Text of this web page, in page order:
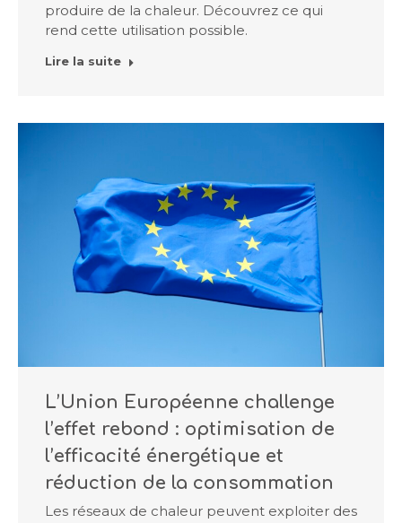
produire de la chaleur. Découvrez ce qui
rend cette utilisation possible.
Lire la suite
L’Union Européenne challenge
l’effet rebond : optimisation de
l’efficacité énergétique et
réduction de la consommation
Les réseaux de chaleur peuvent exploiter des